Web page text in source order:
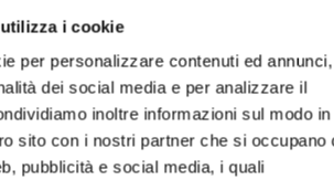
i cookie
per personalizzare contenuti ed annunci,
dei social media e per analizzare il
inoltre informazioni sul modo in
sito con i nostri partner che si occupano
pubblicità e social media, i quali
tradizionali che privilegiano
in direzione orizzontale, i blocchi